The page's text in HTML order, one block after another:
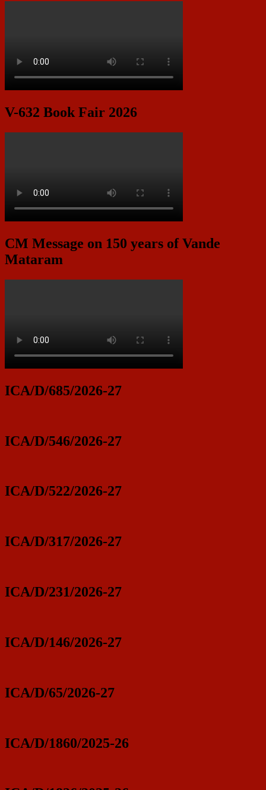
V-632 Book Fair 2026
CM Message on 150 years of Vande
Mataram
ICA/D/685/2026-27
ICA/D/546/2026-27
ICA/D/522/2026-27
ICA/D/317/2026-27
ICA/D/231/2026-27
ICA/D/146/2026-27
ICA/D/65/2026-27
ICA/D/1860/2025-26